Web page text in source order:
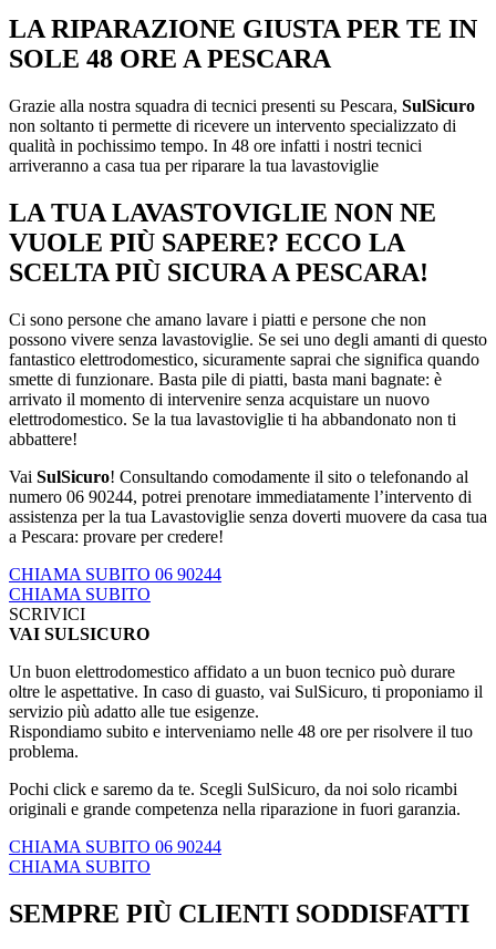
LA RIPARAZIONE GIUSTA PER TE IN
SOLE 48 ORE A PESCARA
Grazie alla nostra squadra di tecnici presenti su Pescara, SulSicuro
non soltanto ti permette di ricevere un intervento specializzato di
qualità in pochissimo tempo. In 48 ore infatti i nostri tecnici
arriveranno a casa tua per riparare la tua lavastoviglie
LA TUA LAVASTOVIGLIE NON NE
VUOLE PIÙ SAPERE? ECCO LA
SCELTA PIÙ SICURA A PESCARA!
Ci sono persone che amano lavare i piatti e persone che non
possono vivere senza lavastoviglie. Se sei uno degli amanti di questo
fantastico elettrodomestico, sicuramente saprai che significa quando
smette di funzionare. Basta pile di piatti, basta mani bagnate: è
arrivato il momento di intervenire senza acquistare un nuovo
elettrodomestico. Se la tua lavastoviglie ti ha abbandonato non ti
abbattere!
Vai SulSicuro! Consultando comodamente il sito o telefonando al
numero 06 90244, potrei prenotare immediatamente l’intervento di
assistenza per la tua Lavastoviglie senza doverti muovere da casa tua
a Pescara: provare per credere!
CHIAMA SUBITO 06 90244
CHIAMA SUBITO
SCRIVICI
VAI SULSICURO
Un buon elettrodomestico affidato a un buon tecnico può durare
oltre le aspettative. In caso di guasto, vai SulSicuro, ti proponiamo il
servizio più adatto alle tue esigenze.
Rispondiamo subito e interveniamo nelle 48 ore per risolvere il tuo
problema.
Pochi click e saremo da te. Scegli SulSicuro, da noi solo ricambi
originali e grande competenza nella riparazione in fuori garanzia.
CHIAMA SUBITO 06 90244
CHIAMA SUBITO
SEMPRE PIÙ CLIENTI SODDISFATTI